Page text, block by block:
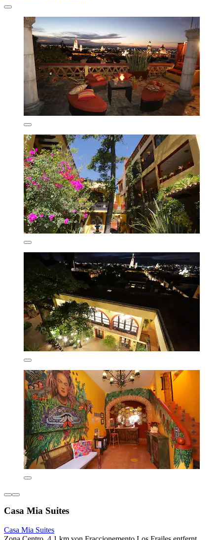
Casa Mia Suites
Casa Mia Suites